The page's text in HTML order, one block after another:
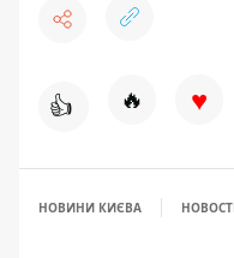
👍 🔥 ♥
НОВИНИ КИЄВА